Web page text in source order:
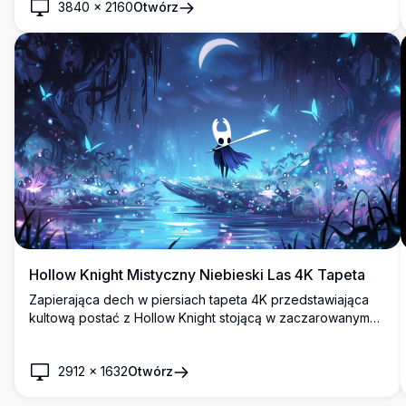
indie, oferująca czyste walory estetyczne dla wyświetlaczy
komputerowych i mobilnych.
3840 × 2160Otwórz
Hollow Knight Mistyczny Niebieski Las 4K Tapeta
Zapierająca dech w piersiach tapeta 4K przedstawiająca
kultową postać z Hollow Knight stojącą w zaczarowanym
pulpit prezentujący charakterystyczny styl artystyczny gry i
2912 × 1632Otwórz